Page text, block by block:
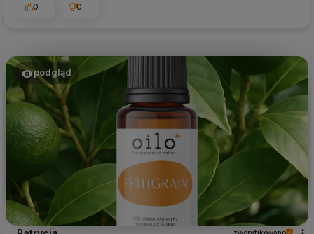
0
0
podgląd
zweryfikowano